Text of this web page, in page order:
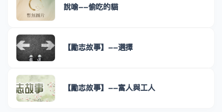
說喻--偷吃的貓
【勵志故事】--選擇
【勵志故事】--富人與工人